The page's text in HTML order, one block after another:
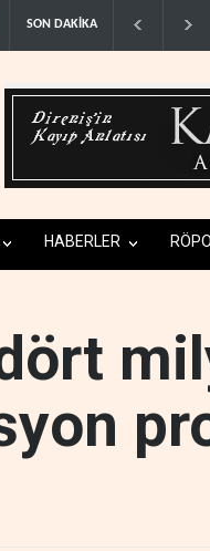
SON DAKİKA
Colani'den Trump'a Rusya jesti..
HABERLER